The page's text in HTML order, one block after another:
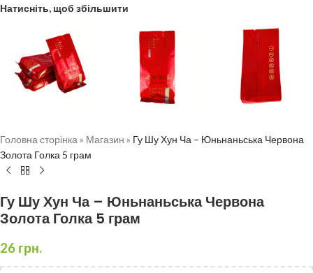
Натисніть, щоб збільшити
Головна сторінка » Магазин » Гу Шу Хун Ча – Юньнаньська Червона
Золота Голка 5 грам
Гу Шу Хун Ча – Юньнаньська Червона
Золота Голка 5 грам
26 грн.